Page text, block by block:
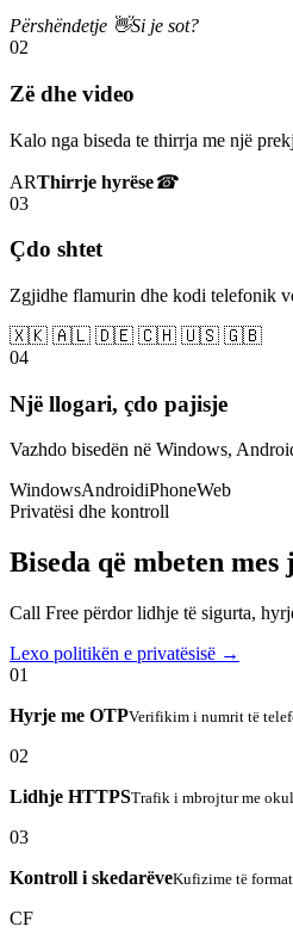
Përshëndetje 👋Si je sot?
02
Zë dhe video
Kalo nga biseda te thirrja me një
ARThirrje hyrëse☎
03
Çdo shtet
Zgjidhe flamurin dhe kodi telefonik
🇽🇰 🇦🇱 🇩🇪 🇨🇭 🇺🇸 🇬🇧
04
Një llogari, çdo pajisje
Vazhdo bisedën në Windows,
WindowsAndroidiPhoneWeb
Privatësi dhe kontroll
Biseda që mbeten mes
Call Free përdor lidhje të sigurta,
Lexo politikën e privatësisë →
01
Hyrje me OTPVerifikim i numrit të
02
Lidhje HTTPSTrafik i mbrojtur me
03
Kontroll i skedarëveKufizime të
CF